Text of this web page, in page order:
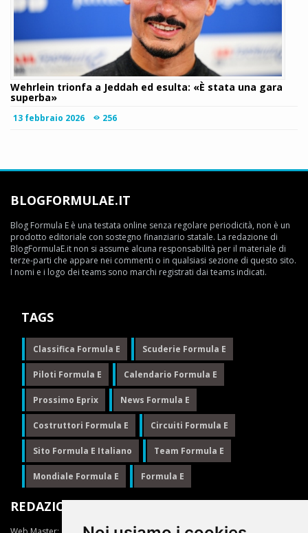
Wehrlein trionfa a Jeddah ed esulta: «È stata una gara
superba»
13 febbraio 2026 256
BLOGFORMULAE.IT
Blog Formula E è una testata online senza regolare periodicità, non è un
prodotto editoriale con sostegno finanziario statale. La redazione di
BlogFormulaE.it non si assume alcuna responsabilità per il materiale di
terze-parti che appare nei commenti o in qualsiasi sezione di questo sito.
I nomi e i logo dei teams sono marchi registrati dai teams indicati.
TAGS
Classifica Formula E Scuderie Formula E
Piloti Formula E Calendario Formula E
Prossimo Eprix News Formula E
Costruttori Formula E Circuiti Formula E
Sito Formula E Italiano Team Formula E
Mondiale Formula E Formula E
REDAZIONE